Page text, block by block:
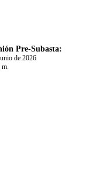
Pre-Subasta:
de 2026
m.